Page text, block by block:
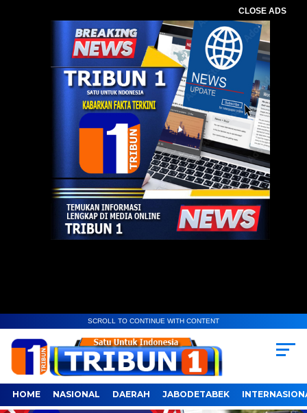
CLOSE ADS
SCROLL TO CONTINUE WITH CONTENT
HOME NASIONAL DAERAH JABODETABEK